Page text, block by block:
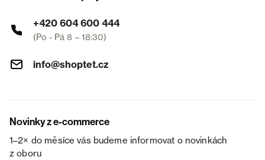
+420 604 600 444
(Po - Pá 8 – 18:30)
info@shoptet.cz
Novinky z e-commerce
1–2× do měsíce vás budeme informovat o novinkách
z oboru